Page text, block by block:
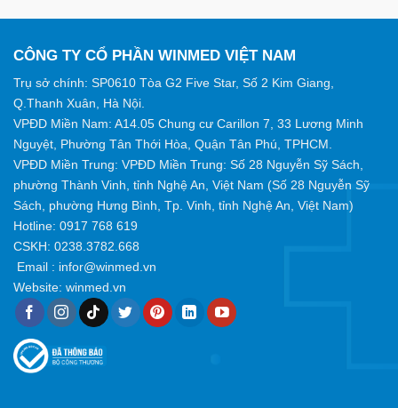
CÔNG TY CỔ PHẦN WINMED VIỆT NAM
Trụ sở chính: SP0610 Tòa G2 Five Star, Số 2 Kim Giang,
Q.Thanh Xuân, Hà Nội.
VPĐD Miền Nam: A14.05 Chung cư Carillon 7, 33 Lương Minh
Nguyệt, Phường Tân Thới Hòa, Quận Tân Phú, TPHCM.
VPĐD Miền Trung: VPĐD Miền Trung: Số 28 Nguyễn Sỹ Sách,
phường Thành Vinh, tỉnh Nghệ An, Việt Nam (Số 28 Nguyễn Sỹ
Sách, phường Hưng Bình, Tp. Vinh, tỉnh Nghệ An, Việt Nam)
Hotline: 0917 768 619
CSKH: 0238.3782.668
Email : infor@winmed.vn
Website: winmed.vn